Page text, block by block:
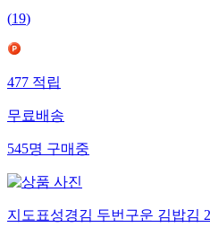
(19)
477적립
무료배송
545명구매중
지도표성경김 두번구운 김밥김